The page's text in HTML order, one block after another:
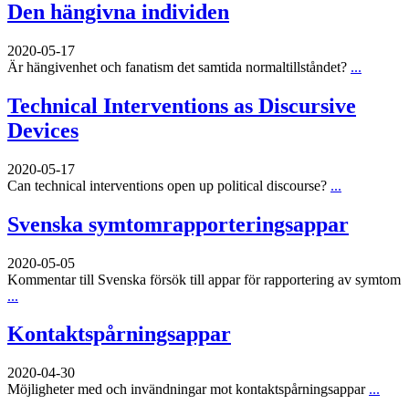
Den hängivna individen
2020-05-17
Är hängivenhet och fanatism det samtida normaltillståndet? ...
Technical Interventions as Discursive
Devices
2020-05-17
Can technical interventions open up political discourse? ...
Svenska symtomrapporteringsappar
2020-05-05
Kommentar till Svenska försök till appar för rapportering av symtom
...
Kontaktspårningsappar
2020-04-30
Möjligheter med och invändningar mot kontaktspårningsappar ...